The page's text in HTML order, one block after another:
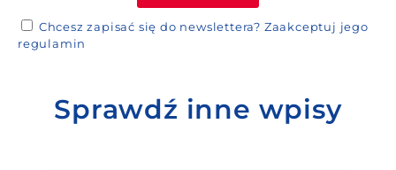
Chcesz zapisać się do newslettera? Zaakceptuj jego
regulamin
Sprawdź inne wpisy